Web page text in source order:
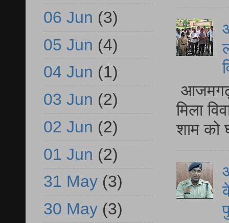
आजमगढ़
मिला
शाम को
06 Jun (3)
05 Jun (4)
04 Jun (1)
03 Jun (2)
02 Jun (2)
01 Jun (2)
31 May (3)
30 May (3)